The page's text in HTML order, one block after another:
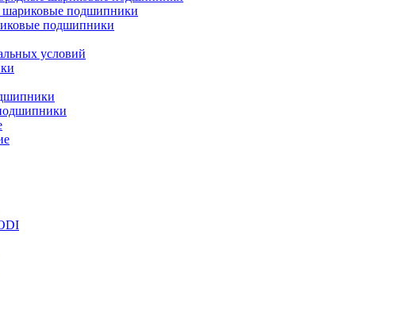
шариковые подшипники
подшипники
условий